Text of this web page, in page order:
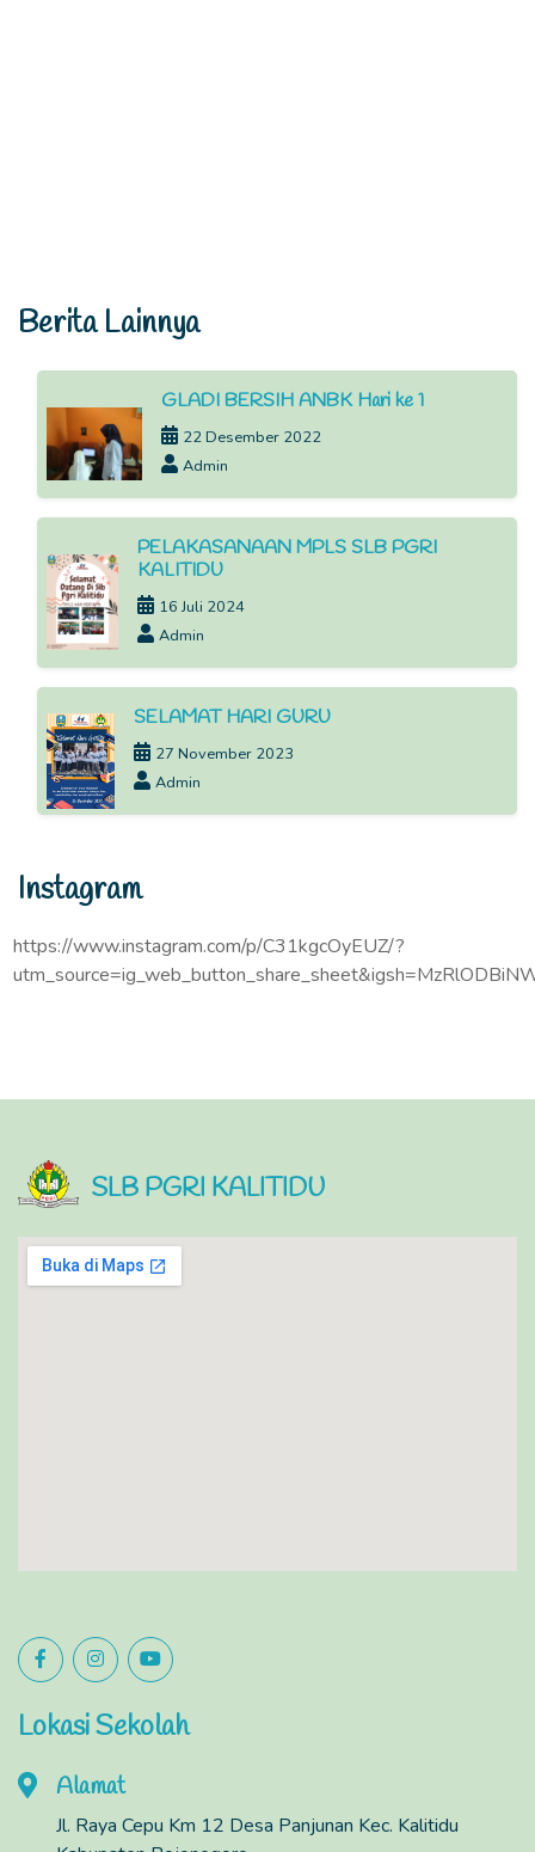
Berita Lainnya
GLADI BERSIH ANBK Hari ke 1
22 Desember 2022
Admin
PELAKASANAAN MPLS SLB PGRI
KALITIDU
16 Juli 2024
Admin
SELAMAT HARI GURU
27 November 2023
Admin
Instagram
https://www.instagram.com/p/C31kgcOyEUZ/?
SLB PGRI KALITIDU
Lokasi Sekolah
Alamat
Jl. Raya Cepu Km 12 Desa Panjunan Kec. Kalitidu